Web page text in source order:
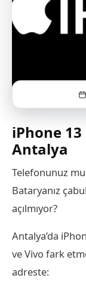
iPhone
Antalya
Telefonunuz mu
Bataryanız
açılmıyor?
Antalya’da
ve Vivo fark
adreste: